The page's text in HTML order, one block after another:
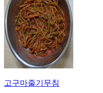
고구마줄기무침